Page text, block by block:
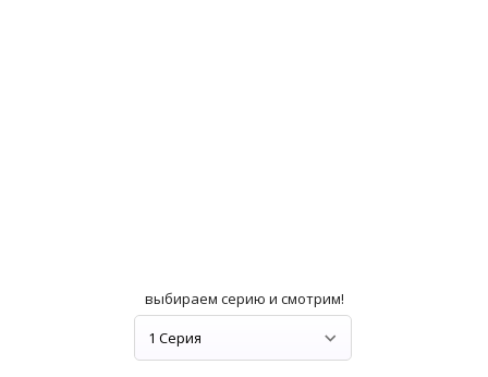
выбираем серию и смотрим!